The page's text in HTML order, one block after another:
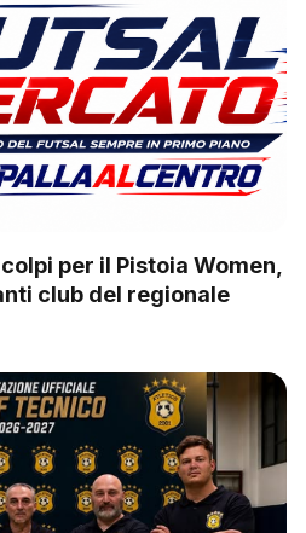
per il Pistoia Women,
club del regionale